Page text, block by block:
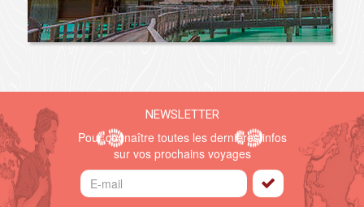
NEWSLETTER
Pour connaître toutes les dernières infos
sur vos prochains voyages